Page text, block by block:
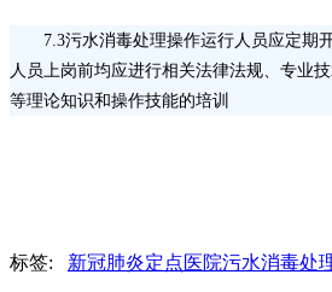
7.3污水消毒处理操作运行人员应定期
人员上岗前均应进行相关法律法规、专业
等理论知识和操作技能的培训
标签: 新冠肺炎定点医院污水消毒处